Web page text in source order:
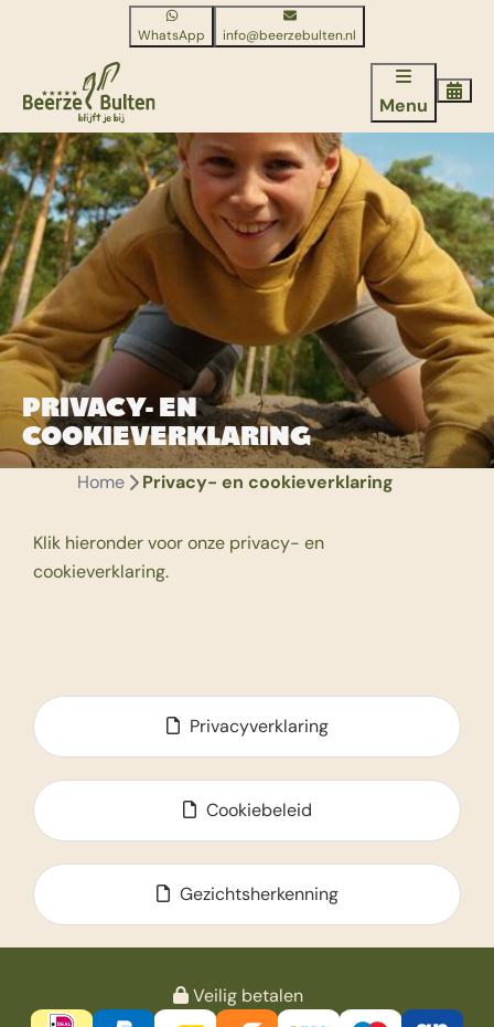
WhatsApp info@beerzebulten.nl
Menu
PRIVACY- EN
COOKIEVERKLARING
Home Privacy- en cookieverklaring
Klik hieronder voor onze privacy- en
cookieverklaring.
Privacyverklaring
Cookiebeleid
Gezichtsherkenning
Veilig betalen